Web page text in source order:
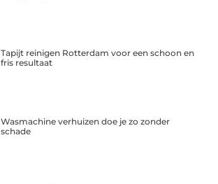
Tapijt reinigen Rotterdam voor een schoon en
fris resultaat
Wasmachine verhuizen doe je zo zonder
schade